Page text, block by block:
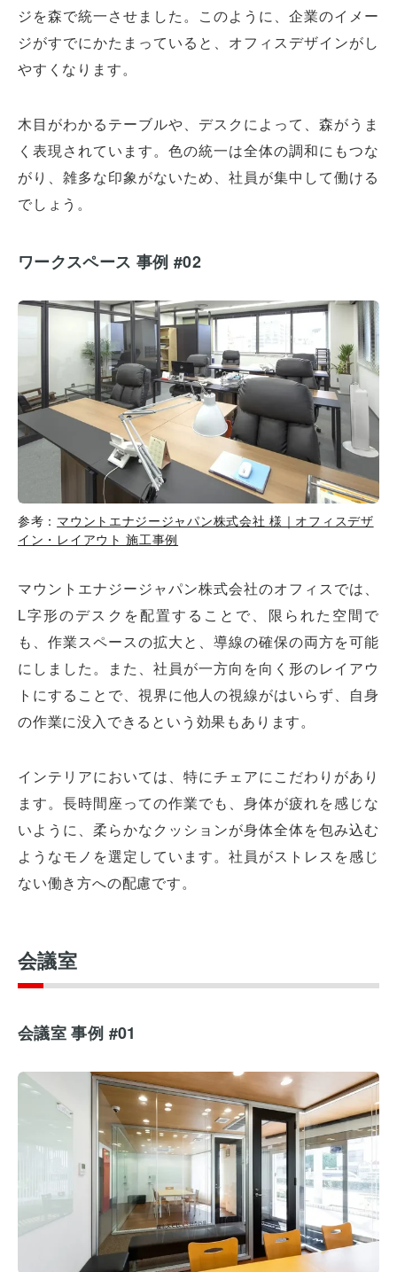
ジを森で統一させました。このように、企業のイメー
ジがすでにかたまっていると、オフィスデザインがし
やすくなります。
木目がわかるテーブルや、デスクによって、森がうま
く表現されています。色の統一は全体の調和にもつな
がり、雑多な印象がないため、社員が集中して働ける
でしょう。
ワークスペース 事例 #02
参考： マウントエナジージャパン株式会社 様｜オフィスデザ
イン・レイアウト 施工事例
マウントエナジージャパン株式会社のオフィスでは、
L字形のデスクを配置することで、限られた空間で
も、作業スペースの拡大と、導線の確保の両方を可能
にしました。また、社員が一方向を向く形のレイアウ
トにすることで、視界に他人の視線がはいらず、自身
の作業に没入できるという効果もあります。
インテリアにおいては、特にチェアにこだわりがあり
ます。長時間座っての作業でも、身体が疲れを感じな
いように、柔らかなクッションが身体全体を包み込む
ようなモノを選定しています。社員がストレスを感じ
ない働き方への配慮です。
会議室
会議室 事例 #01
オフィスレイアウト、移転・納期
や
予算の相談、見積依頼など
お気軽にご相談ください！
お問合せ・見積依頼をする